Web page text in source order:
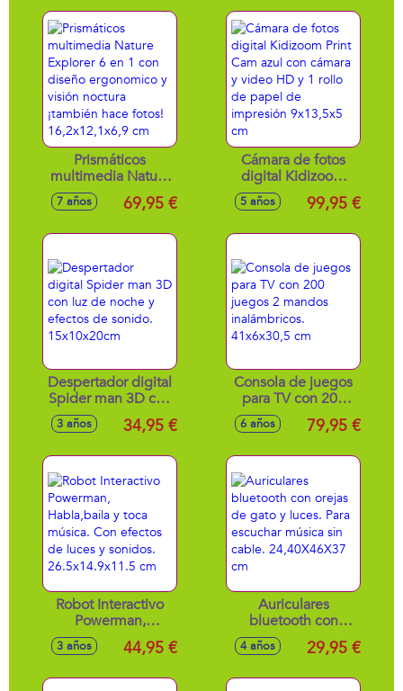
Prismáticos
multimedia Nature
Explorer 6 en 1 con
diseño ergonomico
16,2x12,1x6,9 cm
7 años 69,95 €
Cámara de fotos
digital Kidizoom
Print Cam azul con
cámara y video HD
5 años 99,95 €
Despertador digital
Spider man 3D con
luz de noche y
efectos de sonido.
3 años 34,95 €
Consola de juegos
para TV con 200
juegos 2 mandos
inalámbricos.
6 años 79,95 €
Robot Interactivo
Powerman,
Habla,baila y toca
música. Con
3 años 44,95 €
Auriculares
bluetooth con
orejas de gato y
luces. Para
4 años 29,95 €